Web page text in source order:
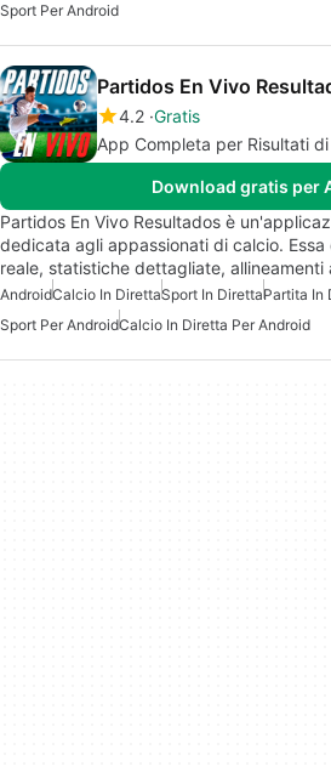
Sport Per Android
Partidos En Vivo
4.2 Gratis
App Completa per Risultati
Download gratis per
Partidos En Vivo Resultados è
dedicata agli appassionati di calcio.
reale, statistiche dettagliate,
AndroidCalcio In DirettaSport In DirettaPartita In
Sport Per AndroidCalcio In Diretta Per Android